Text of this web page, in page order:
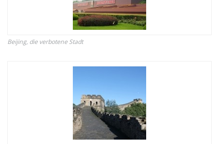
Beijing, die verbotene Stadt